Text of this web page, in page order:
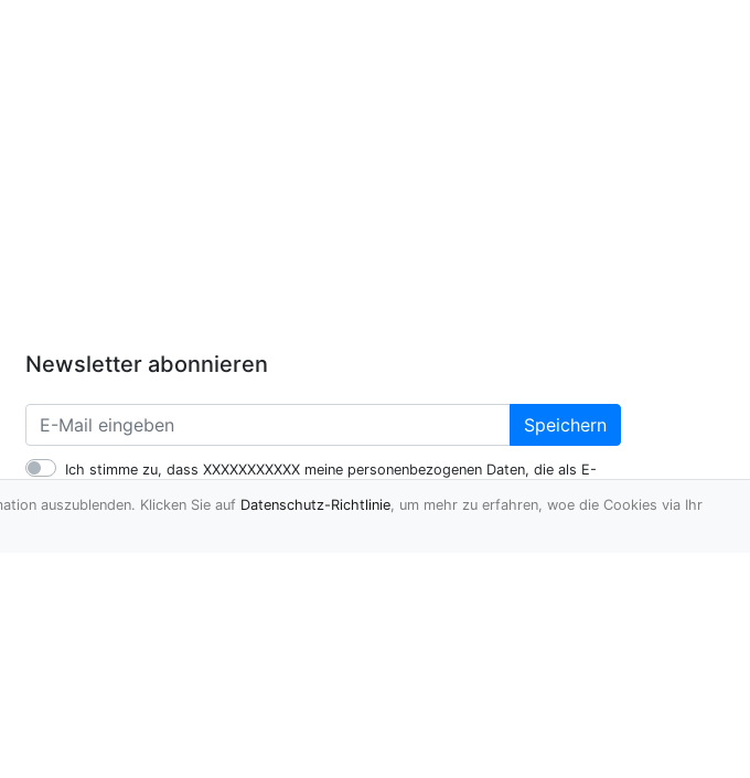
Newsletter abonnieren
Speichern
Ich stimme zu, dass XXXXXXXXXXX meine personenbezogenen Daten, die als E-
Mail-Adresse verwendet werden, um mir Werbemitteilungen mittels elektronischer
auszublenden. Klicken Sie auf Datenschutz-Richtlinie, um mehr zu erfahren, woe die Cookies via Ihr